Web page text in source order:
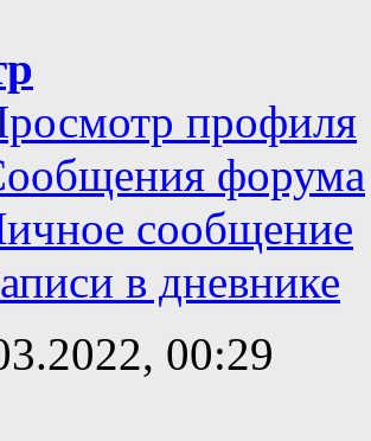
профиля
форума
сообщение
в дневнике
00:29